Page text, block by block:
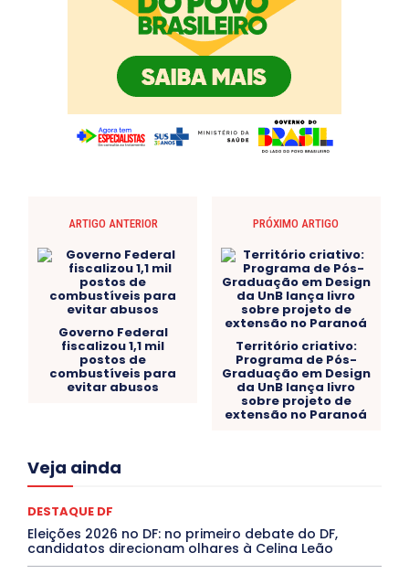
ARTIGO ANTERIOR
Governo Federal
fiscalizou 1,1 mil
postos de
combustíveis para
evitar abusos
PRÓXIMO ARTIGO
Território criativo:
Programa de Pós-
Graduação em Design
da UnB lança livro
sobre projeto de
extensão no Paranoá
Veja ainda
Acre
Congressuanas & Esplanadumas
Covid-19
Crônica Política Crônicas
Cultura e Tal
DANÇA Dengue
Denuncia
DESTAQUE BRASIL
DESTAQUE DF
DESTAQUE SAÚDE
DESTAQUE DF
Eleições 2026 no DF: no primeiro debate do DF,
candidatos direcionam olhares à Celina Leão